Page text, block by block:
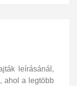
leírásánál,
ahol a legtöbb